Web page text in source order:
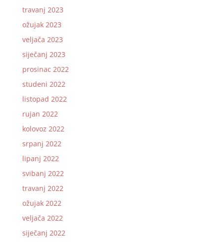
travanj 2023
ožujak 2023
veljača 2023
siječanj 2023
prosinac 2022
studeni 2022
listopad 2022
rujan 2022
kolovoz 2022
srpanj 2022
lipanj 2022
svibanj 2022
travanj 2022
ožujak 2022
veljača 2022
siječanj 2022